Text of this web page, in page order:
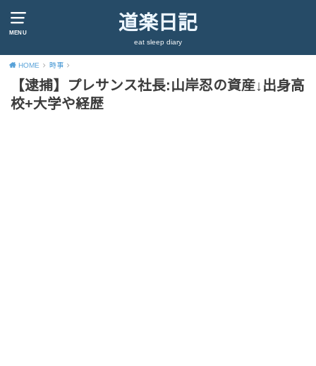
MENU 道楽日記
eat sleep diary
HOME 時事
【逮捕】プレサンス社長:山岸忍の資産↓出身高
校+大学や経歴